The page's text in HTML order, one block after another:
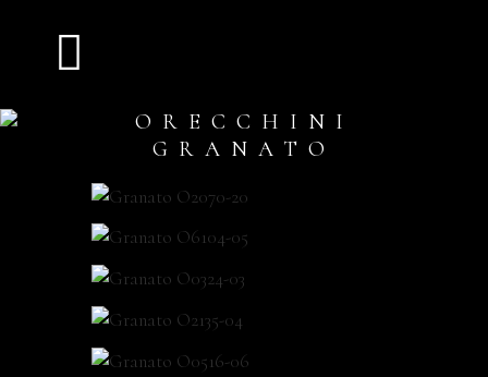
ORECCHINI
GRANATO